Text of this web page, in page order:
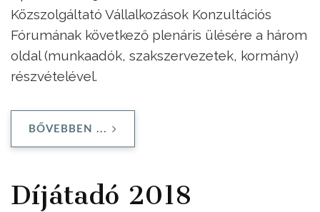
Közszolgáltató Vállalkozások Konzultációs
Fórumának következő plenáris ülésére a három
oldal (munkaadók, szakszervezetek, kormány)
részvételével.
BŐVEBBEN ...
Díjátadó 2018